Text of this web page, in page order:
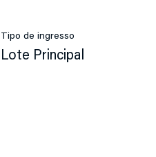
Tipo de ingresso
Lote Principal